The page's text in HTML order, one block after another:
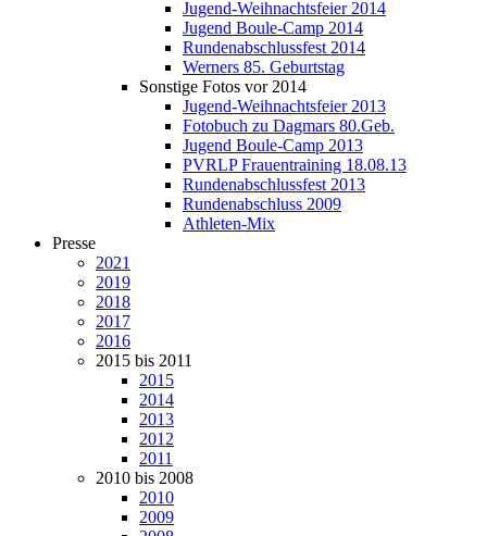
Jugend-Weihnachtsfeier 2014
Jugend Boule-Camp 2014
Rundenabschlussfest 2014
Werners 85. Geburtstag
Sonstige Fotos vor 2014
Jugend-Weihnachtsfeier 2013
Fotobuch zu Dagmars 80.Geb.
Jugend Boule-Camp 2013
PVRLP Frauentraining 18.08.13
Rundenabschlussfest 2013
Rundenabschluss 2009
Athleten-Mix
Presse
2021
2019
2018
2017
2016
2015 bis 2011
2015
2014
2013
2012
2011
2010 bis 2008
2010
2009